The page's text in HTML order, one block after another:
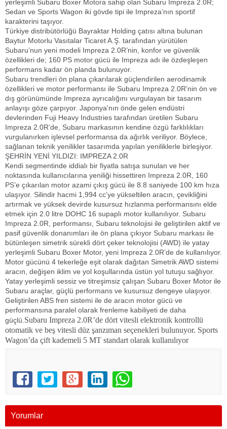
yerleşimli Subaru Boxer Motora sahip olan Subaru Impreza 2.0R;
Sedan ve Sports Wagon iki gövde tipi ile Impreza’nın sportif
karakterini taşıyor.
Türkiye distribütörlüğü Bayraktar Holding çatısı altına bulunan
Baytur Motorlu Vasıtalar Ticaret A.Ş. tarafından yürütülen
Subaru’nun yeni modeli Impreza 2.0R’nin, konfor ve güvenlik
özellikleri de; 160 PS motor gücü ile Impreza adı ile özdeşleşen
performans kadar ön planda bulunuyor.
Subaru trendleri ön plana çıkarılarak güçlendirilen aerodinamik
özellikleri ve motor performansı ile Subaru Impreza 2.0R’nin ön ve
dış görünümünde Impreza ayrıcalığını vurgulayan bir tasarım
anlayışı göze çarpıyor. Japonya'nın önde gelen endüstri
devlerinden Fuji Heavy Industries tarafından üretilen Subaru
Impreza 2.0R’de, Subaru markasının kendine özgü farklılıkları
vurgulanırken işlevsel performansa da ağırlık veriliyor. Böylece,
sağlanan teknik yenilikler tasarımda yapılan yeniliklerle birleşiyor.
ŞEHRİN YENİ YILDIZI: IMPREZA 2.0R
Kendi segmentinde iddialı bir fiyatla satışa sunulan ve her
noktasında kullanıcılarına yeniliği hissettiren Impreza 2.0R, 160
PS’e çıkarılan motor azami çıkış gücü ile 8.8 saniyede 100 km hıza
ulaşıyor. Silindir hacmi 1,994 cc’ye yükseltilen aracın, çevikliğini
artırmak ve yüksek devirde kusursuz hızlanma performansını elde
etmek için 2.0 litre DOHC 16 supaplı motor kullanılıyor. Subaru
Impreza 2.0R, performansı, Subaru teknolojisi ile geliştirilen aktif ve
pasif güvenlik donanımları ile ön plana çıkıyor Subaru markası ile
bütünleşen simetrik sürekli dört çeker teknolojisi (AWD) ile yatay
yerleşimli Subaru Boxer Motor, yeni Impreza 2.0R’de de kullanılıyor.
Motor gücünü 4 tekerleğe eşit olarak dağıtan Simetrik AWD sistemi
aracın, değişen iklim ve yol koşullarında üstün yol tutuşu sağlıyor.
Yatay yerleşimli sessiz ve titreşimsiz çalışan Subaru Boxer Motor ile
Subaru araçlar, güçlü performans ve kusursuz dengeye ulaşıyor.
Geliştirilen ABS fren sistemi ile de aracın motor gücü ve
performansına paralel olarak frenleme kabiliyeti de daha
güçlü. Subaru Impreza 2.0R’de dört vitesli elektronik kontrollü
otomatik ve beş vitesli düz şanzıman seçenekleri bulunuyor. Sports
Wagon’da çift kademeli 5 MT standart olarak kullanılıyor
Yorumlar